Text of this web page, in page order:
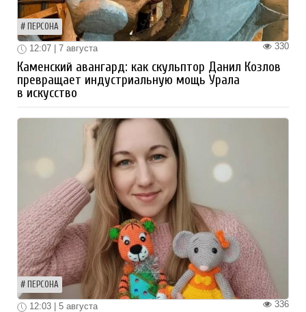
ПЕРСОНА
330
12:07 | 7 августа
Каменский авангард: как скульптор Данил Козлов
превращает индустриальную мощь Урала
в искусство
ПЕРСОНА
336
12:03 | 5 августа